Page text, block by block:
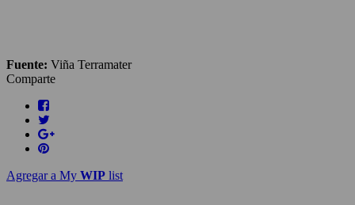
Fuente: Viña Terramater
Comparte
Agregar a My WIP list